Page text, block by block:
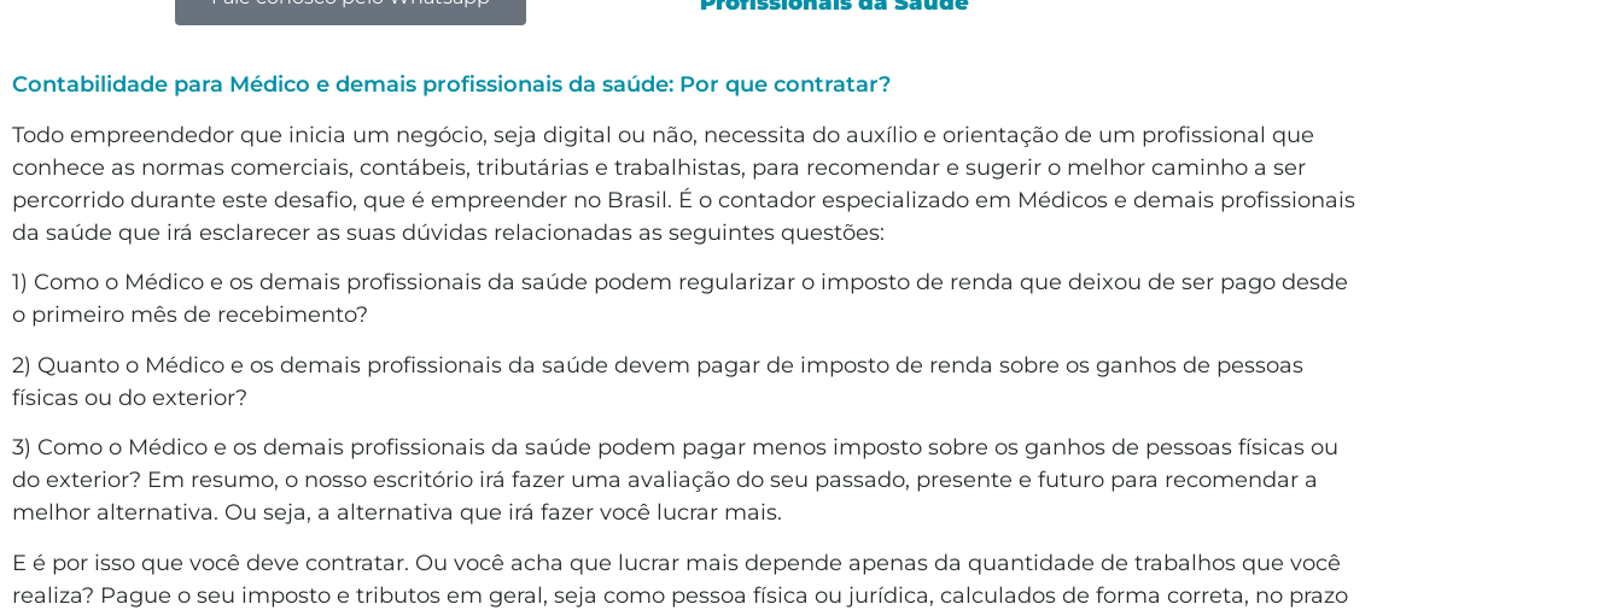
Contabilidade para Médico e demais profissionais da saúde: Por que contratar?
Todo empreendedor que inicia um negócio, seja digital ou não, necessita do auxílio e orientação de um profissional que
conhece as normas comerciais, contábeis, tributárias e trabalhistas, para recomendar e sugerir o melhor caminho a ser
percorrido durante este desafio, que é empreender no Brasil. É o contador especializado em Médicos e demais profissionais
da saúde que irá esclarecer as suas dúvidas relacionadas as seguintes questões:
1) Como o Médico e os demais profissionais da saúde podem regularizar o imposto de renda que deixou de ser pago desde
o primeiro mês de recebimento?
2) Quanto o Médico e os demais profissionais da saúde devem pagar de imposto de renda sobre os ganhos de pessoas
físicas ou do exterior?
3) Como o Médico e os demais profissionais da saúde podem pagar menos imposto sobre os ganhos de pessoas físicas ou
do exterior? Em resumo, o nosso escritório irá fazer uma avaliação do seu passado, presente e futuro para recomendar a
melhor alternativa. Ou seja, a alternativa que irá fazer você lucrar mais.
E é por isso que você deve contratar. Ou você acha que lucrar mais depende apenas da quantidade de trabalhos que você
realiza? Pague o seu imposto e tributos em geral, seja como pessoa física ou jurídica, calculados de forma correta, no prazo